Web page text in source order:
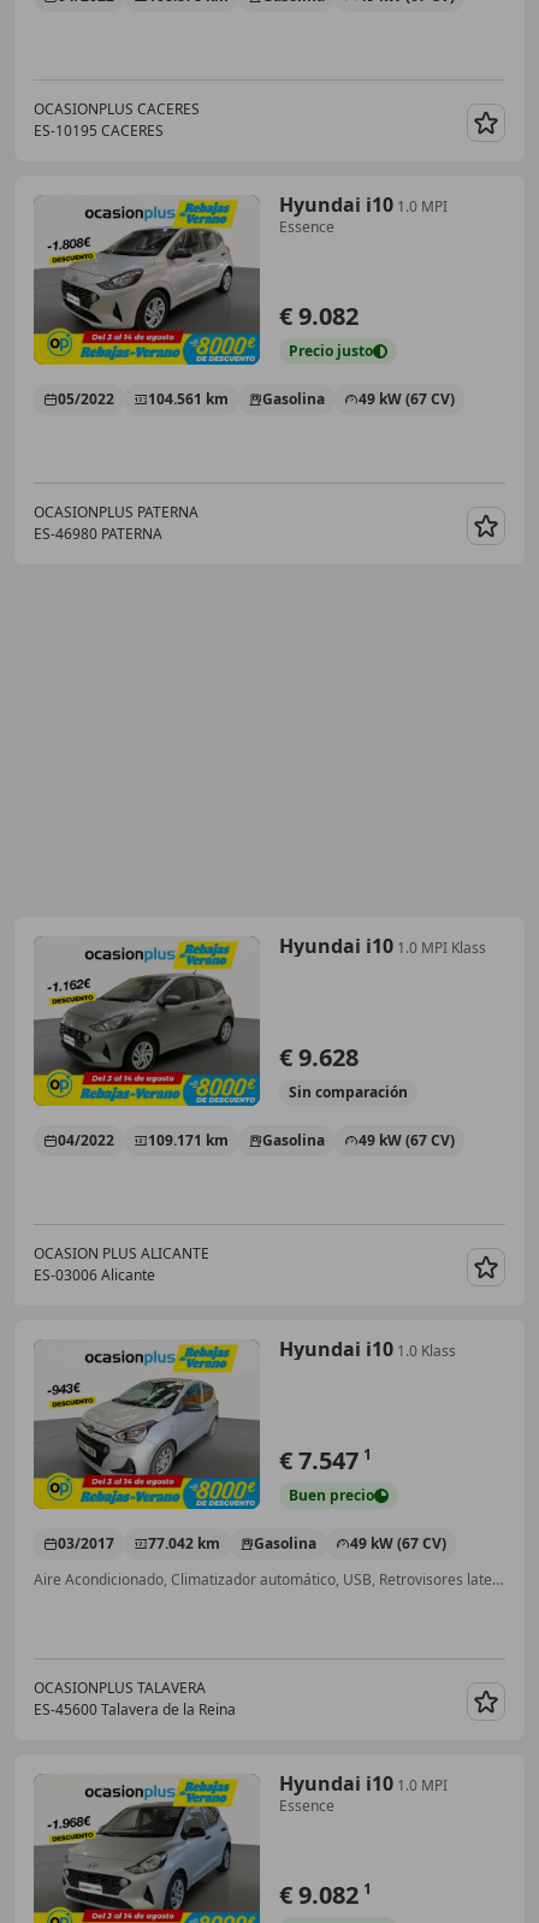
OCASIONPLUS CACERES
ES-10195 CACERES
Hyundai i10 1.0 MPI
Essence
€ 9.082
Precio justo
05/2022 104.561 km Gasolina 49 kW (67 CV)
OCASIONPLUS PATERNA
ES-46980 PATERNA
Hyundai i10 1.0 MPI Klass
€ 9.628
Sin comparación
04/2022 109.171 km Gasolina 49 kW (67 CV)
OCASION PLUS ALICANTE
ES-03006 Alicante
Hyundai i10 1.0 Klass
€ 7.547 1
Buen precio
03/2017 77.042 km Gasolina
49 kW (67 CV)
Aire Acondicionado, Climatizador automático, USB, Retrovisores laterales eléctricos, Airbags laterales, Cierre centralizado, Isofix
OCASIONPLUS TALAVERA
ES-45600 Talavera de la Reina
Hyundai i10 1.0 MPI
Essence
€ 9.082 1